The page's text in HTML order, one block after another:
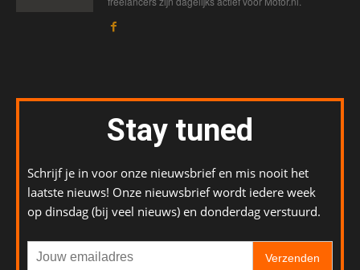
Stay tuned
Schrijf je in voor onze nieuwsbrief en mis nooit het
laatste nieuws! Onze nieuwsbrief wordt iedere week
op dinsdag (bij veel nieuws) en donderdag verstuurd.
Verzenden